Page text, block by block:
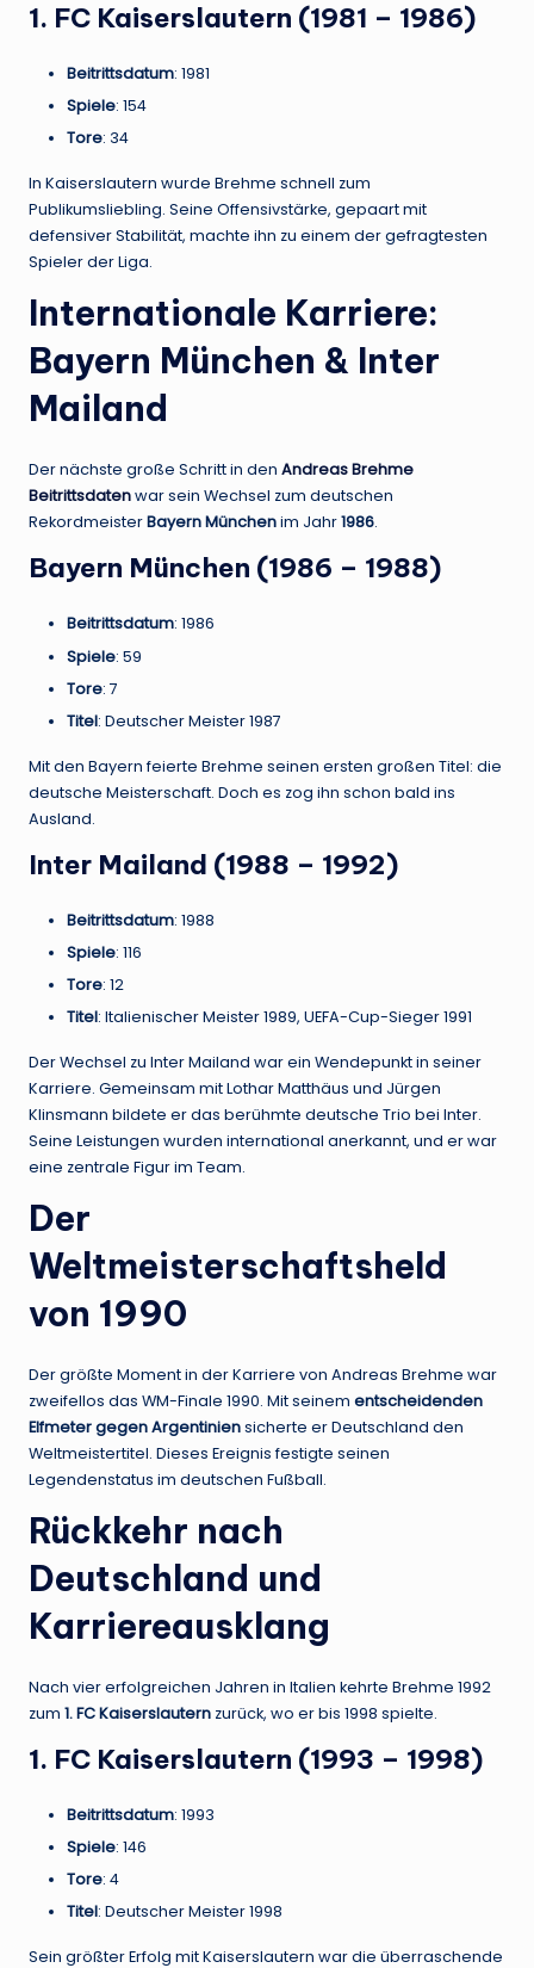
1. FC Kaiserslautern (1981 – 1986)
Beitrittsdatum: 1981
Spiele: 154
Tore: 34
In Kaiserslautern wurde Brehme schnell zum
Publikumsliebling. Seine Offensivstärke, gepaart mit
defensiver Stabilität, machte ihn zu einem der gefragtesten
Spieler der Liga.
Internationale Karriere:
Bayern München & Inter
Mailand
Der nächste große Schritt in den Andreas Brehme
Beitrittsdatenwar sein Wechsel zum deutschen
RekordmeisterBayern Münchenim Jahr1986.
Bayern München (1986 – 1988)
Beitrittsdatum: 1986
Spiele: 59
Tore: 7
Titel: Deutscher Meister 1987
Mit den Bayern feierte Brehme seinen ersten großen Titel: die
deutsche Meisterschaft. Doch es zog ihn schon bald ins
Ausland.
Inter Mailand (1988 – 1992)
Beitrittsdatum: 1988
Spiele: 116
Tore: 12
Titel: Italienischer Meister 1989, UEFA-Cup-Sieger 1991
Der Wechsel zu Inter Mailand war ein Wendepunkt in seiner
Karriere. Gemeinsam mit Lothar Matthäus und Jürgen
Klinsmann bildete er das berühmte deutsche Trio bei Inter.
Seine Leistungen wurden international anerkannt, und er war
eine zentrale Figur im Team.
Der
Weltmeisterschaftsheld
von 1990
Der größte Moment in der Karriere von Andreas Brehme war
zweifellos das WM-Finale 1990. Mit seinem entscheidenden
Elfmeter gegen Argentiniensicherte er Deutschland den
Weltmeistertitel. Dieses Ereignis festigte seinen
Legendenstatus im deutschen Fußball.
Rückkehr nach
Deutschland und
Karriereausklang
Nach vier erfolgreichen Jahren in Italien kehrte Brehme 1992
zum 1. FC Kaiserslautern zurück, wo er bis 1998 spielte.
1. FC Kaiserslautern (1993 – 1998)
Beitrittsdatum: 1993
Spiele: 146
Tore: 4
Titel: Deutscher Meister 1998
Sein größter Erfolg mit Kaiserslautern war die überraschende